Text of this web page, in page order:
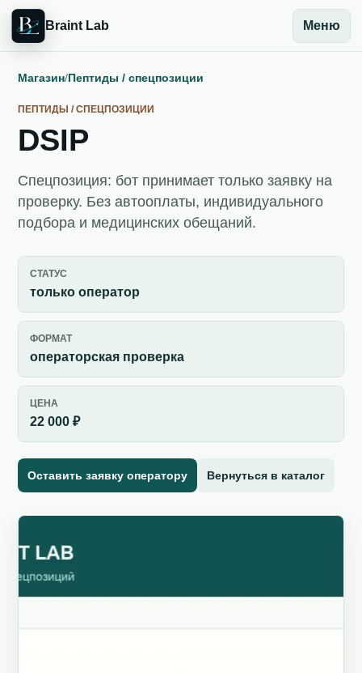
Braint Lab Меню
Магазин/Пептиды / спецпозиции
ПЕПТИДЫ / СПЕЦПОЗИЦИИ
DSIP
Спецпозиция: бот принимает только заявку на
проверку. Без автооплаты, индивидуального
подбора и медицинских обещаний.
СТАТУС
только оператор
ФОРМАТ
операторская проверка
ЦЕНА
22 000 ₽
Оставить заявку оператору Вернуться в каталог